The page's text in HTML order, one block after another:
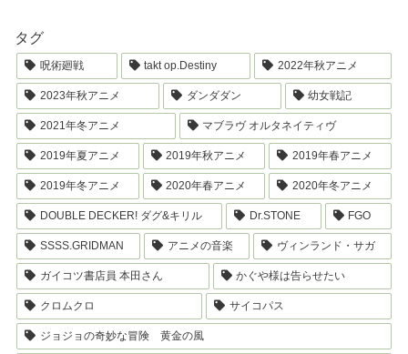
タグ
呪術廻戦 takt op.Destiny 2022年秋アニメ
2023年秋アニメ ダンダダン 幼女戦記
2021年冬アニメ マブラヴ オルタネイティヴ
2019年夏アニメ 2019年秋アニメ 2019年春アニメ
2019年冬アニメ 2020年春アニメ 2020年冬アニメ
DOUBLE DECKER! ダグ&キリル Dr.STONE FGO
SSSS.GRIDMAN アニメの音楽 ヴィンランド・サガ
ガイコツ書店員 本田さん かぐや様は告らせたい
クロムクロ サイコパス
ジョジョの奇妙な冒険 黄金の風